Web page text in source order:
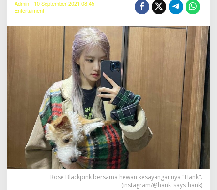
H
a
n
P
e
l
i
h
a
r
a
a
n
I
d
o
l
K
-
Admin
10 September 2021 08:45
Entertaiment
Rose Blackpink bersama hewan kesayangannya "Hank".
(instagram/@hank_says_hank)